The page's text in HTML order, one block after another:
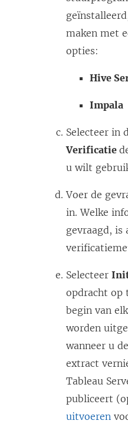
maken met
opties:
Hive
Impala
Selecteer in
Verificatie
u wilt
Voer de
in. Welke
gevraagd, is
Selecteer
opdracht op
begin van
worden
wanneer u
extract
Tableau
publiceert
uitvoeren